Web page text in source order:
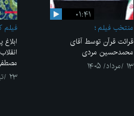
۰۱:۴۱
منتخب فیلم
قرائت قرآن توسط آقای
محمدحسین مردی
۱۳ /مرداد/ ۱۴۰۵
فیلم
۲۳ /تیر/ ۱۴۰۵